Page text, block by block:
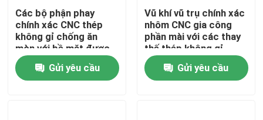
Nhà
Sản phẩm
Các bộ phận phay
chính xác CNC thép
không gỉ chống ăn
mòn với bề mặt được
anodized
Gửi yêu cầu
Vũ khí vũ trụ chính xác
nhôm CNC gia công
phần mài với các thay
thế thép không gỉ
Gửi yêu cầu